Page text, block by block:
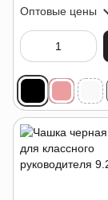
Оптовые цены